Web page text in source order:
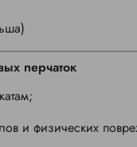
перчаток
и физических